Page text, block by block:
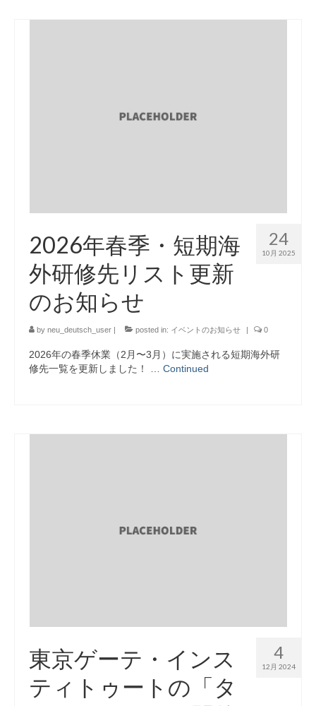
24
10月 2025
2026年春季・短期海
外研修先リスト更新
のお知らせ
by neu_deutsch_user | posted in: イベントのお知らせ | 0
2026年の春季休業（2月〜3月）に実施される短期海外研
修先一覧を更新しました！ … Continued
4
12月 2024
東京ゲーテ・インス
ティトゥートの「タ